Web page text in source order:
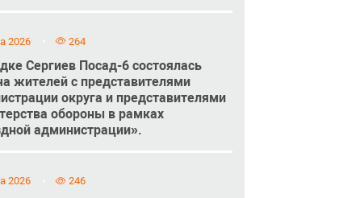
2026 264
Сергиев Посад-6 состоялась
жителей с представителями
округа и представителями
обороны в рамках
администрации».
2026 246